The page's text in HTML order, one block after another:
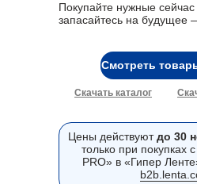
Покупайте нужные
запасайтесь на будущее
Скачать каталог
Смотреть
Цены действуютдо 30
только при покупках
PRO» в «Гипер